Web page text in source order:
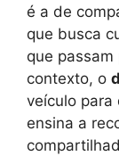
é a de
que busca
que
contexto, o
veículo para
ensina a